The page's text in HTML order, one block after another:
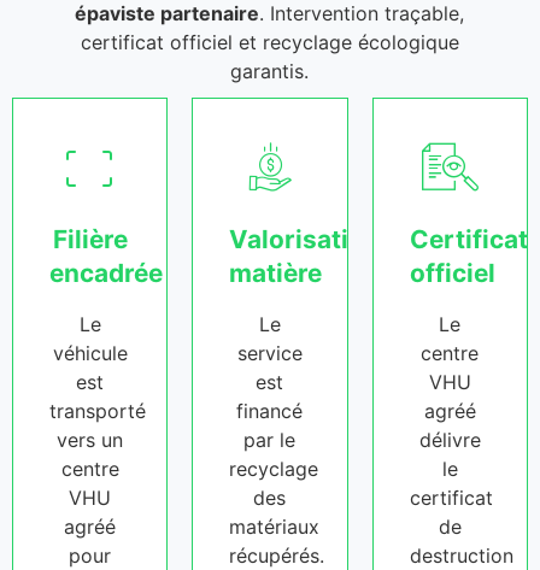
épaviste partenaire. Intervention traçable,
certificat officiel et recyclage écologique
garantis.
Filière
encadrée
Le
véhicule
est
transporté
vers un
centre
VHU
agréé
pour
Valorisation
matière
Le
service
est
financé
par le
recyclage
des
matériaux
récupérés.
Certificat
officiel
Le
centre
VHU
agréé
délivre
le
certificat
de
destruction